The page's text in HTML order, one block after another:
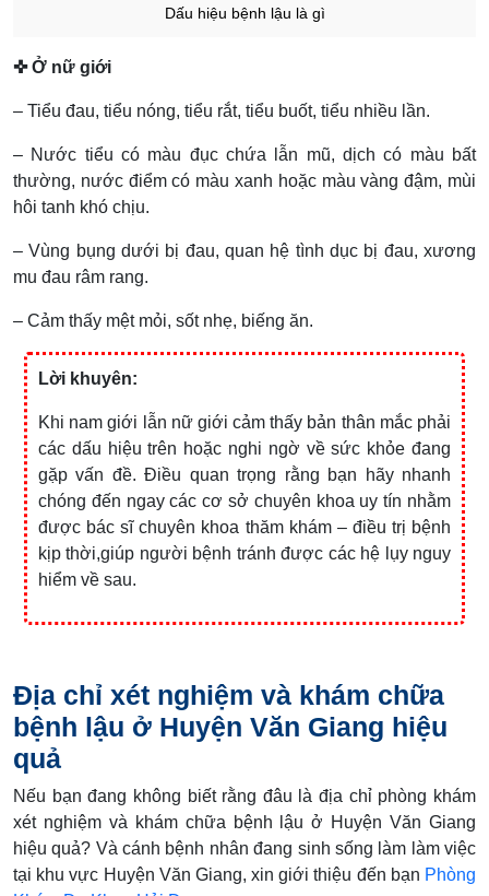
Dấu hiệu bệnh lậu là gì
✜ Ở nữ giới
– Tiểu đau, tiểu nóng, tiểu rắt, tiểu buốt, tiểu nhiều lần.
– Nước tiểu có màu đục chứa lẫn mũ, dịch có màu bất
thường, nước điểm có màu xanh hoặc màu vàng đậm, mùi
hôi tanh khó chịu.
– Vùng bụng dưới bị đau, quan hệ tình dục bị đau, xương
mu đau râm rang.
– Cảm thấy mệt mỏi, sốt nhẹ, biếng ăn.
Lời khuyên:
Khi nam giới lẫn nữ giới cảm thấy bản thân mắc phải
các dấu hiệu trên hoặc nghi ngờ về sức khỏe đang
gặp vấn đề. Điều quan trọng rằng bạn hãy nhanh
chóng đến ngay các cơ sở chuyên khoa uy tín nhằm
được bác sĩ chuyên khoa thăm khám – điều trị bệnh
kịp thời,giúp người bệnh tránh được các hệ lụy nguy
hiểm về sau.
Địa chỉ xét nghiệm và khám chữa
bệnh lậu ở Huyện Văn Giang hiệu
quả
Nếu bạn đang không biết rằng đâu là địa chỉ phòng khám
xét nghiệm và khám chữa bệnh lậu ở Huyện Văn Giang
hiệu quả? Và cánh bệnh nhân đang sinh sống làm làm việc
tại khu vực Huyện Văn Giang, xin giới thiệu đến bạn Phòng